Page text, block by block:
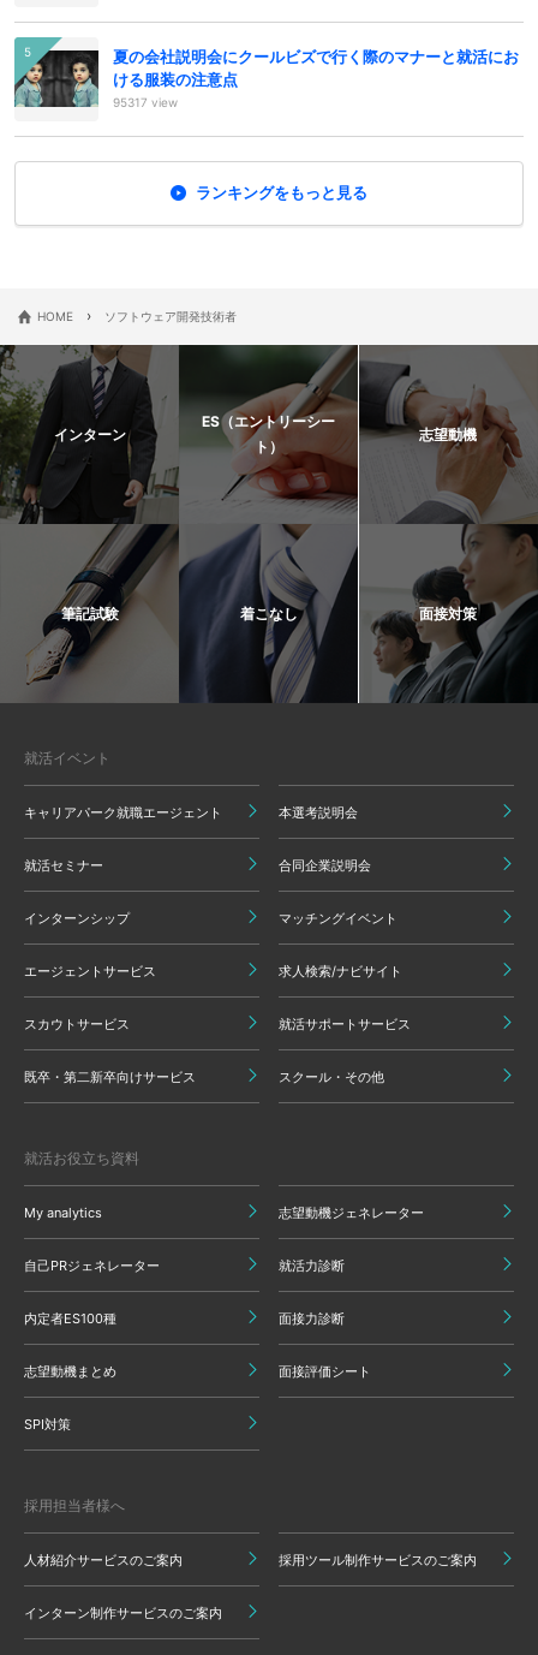
夏の会社説明会にクールビズで行く際のマナーと就活にお
ける服装の注意点
95317 view
ランキングをもっと見る
HOME › ソフトウェア開発技術者
インターン
ES（エントリーシー
ト）
志望動機
筆記試験 着こなし 面接対策
就活イベント
キャリアパーク就職エージェント 本選考説明会
就活セミナー 合同企業説明会
インターンシップ マッチングイベント
エージェントサービス 求人検索/ナビサイト
スカウトサービス 就活サポートサービス
既卒・第二新卒向けサービス スクール・その他
就活お役立ち資料
My analytics 志望動機ジェネレーター
自己PRジェネレーター 就活力診断
内定者ES100種 面接力診断
志望動機まとめ 面接評価シート
SPI対策
採用担当者様へ
人材紹介サービスのご案内 採用ツール制作サービスのご案内
インターン制作サービスのご案内